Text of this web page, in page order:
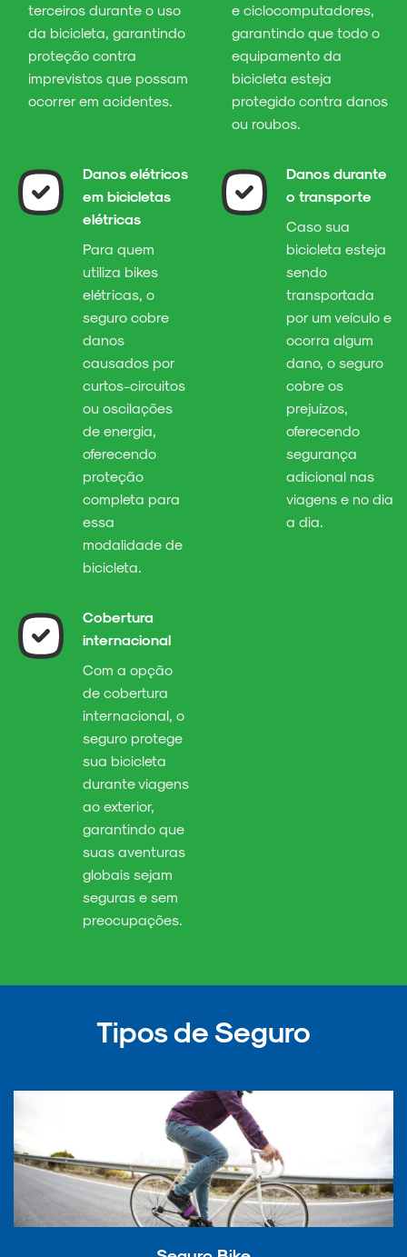
terceiros durante o uso
da bicicleta, garantindo
proteção contra
imprevistos que possam
ocorrer em acidentes.
e ciclocomputadores,
garantindo que todo o
equipamento da
bicicleta esteja
protegido contra danos
ou roubos.
Danos elétricos
em bicicletas
elétricas
Para quem
utiliza bikes
elétricas, o
seguro cobre
danos
causados por
curtos-circuitos
ou oscilações
de energia,
oferecendo
proteção
completa para
essa
modalidade de
bicicleta.
Danos durante
o transporte
Caso sua
bicicleta esteja
sendo
transportada
por um veículo e
ocorra algum
dano, o seguro
cobre os
prejuízos,
oferecendo
segurança
adicional nas
viagens e no dia
a dia.
Cobertura
internacional
Com a opção
de cobertura
internacional, o
seguro protege
sua bicicleta
durante viagens
ao exterior,
garantindo que
suas aventuras
globais sejam
seguras e sem
preocupações.
Tipos de Seguro